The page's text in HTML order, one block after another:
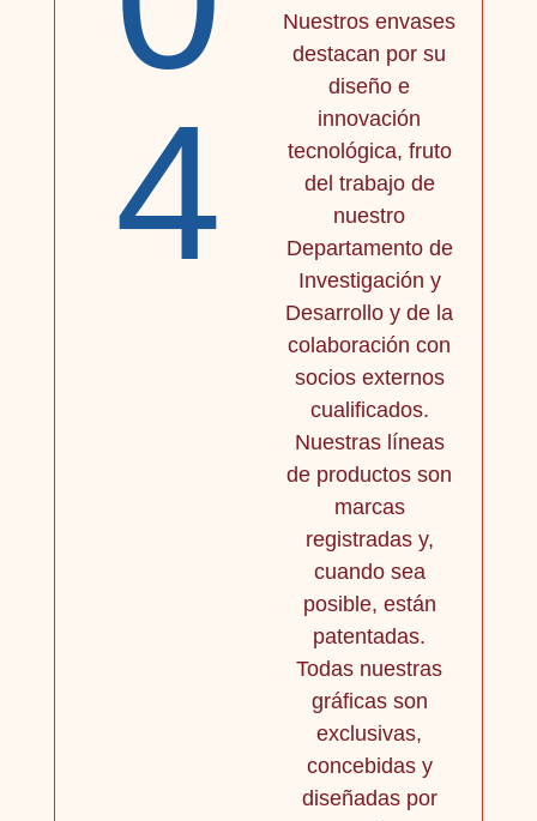
4
Nuestros envases
destacan por su
diseño e
innovación
tecnológica, fruto
del trabajo de
nuestro
Departamento de
Investigación y
Desarrollo y de la
colaboración con
socios externos
cualificados.
Nuestras líneas
de productos son
marcas
registradas y,
cuando sea
posible, están
patentadas.
Todas nuestras
gráficas son
exclusivas,
concebidas y
diseñadas por